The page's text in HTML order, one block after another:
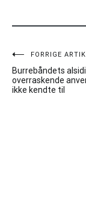
FORRIGE
Burrebåndets
overraskende
ikke kendte til